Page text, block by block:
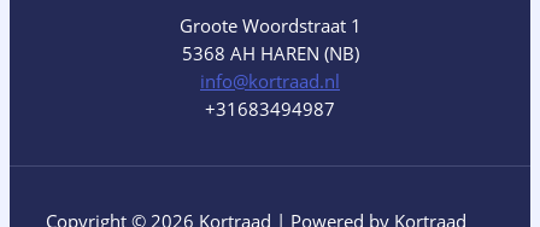
Groote Woordstraat 1
5368 AH HAREN (NB)
info@kortraad.nl
+31683494987
Copyright © 2026 Kortraad | Powered by Kortraad